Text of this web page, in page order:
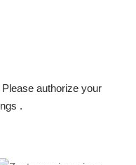
authorize your
.